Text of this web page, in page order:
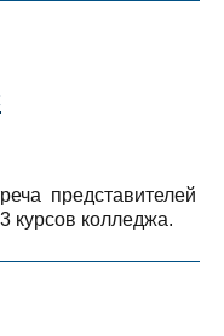
представителей
курсов колледжа.